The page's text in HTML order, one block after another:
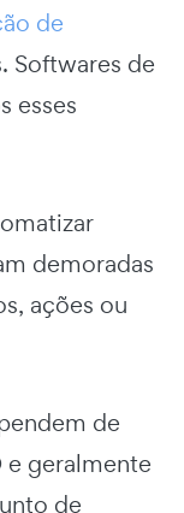
de
Softwares de
esses
demoradas
ações ou
de
e geralmente
de